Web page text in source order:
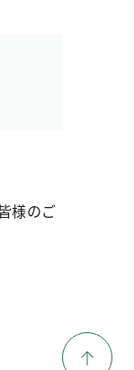
様のご